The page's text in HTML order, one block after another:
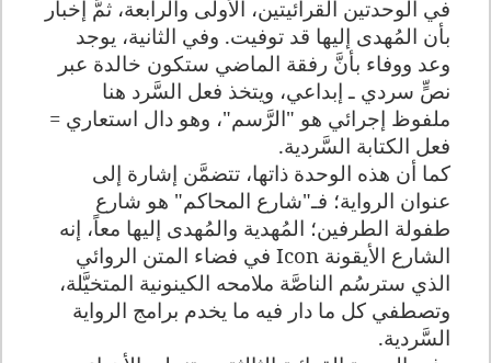
في الوحدتين القرائيتين، الأولى والرابعة، ثمَّ إخبار
بأن المُهدى إليها قد توفيت. وفي الثانية، يوجد
وعد ووفاء بأنَّ رفقة الماضي ستكون خالدة عبر
نصٍّ سردي ـ إبداعي، ويتخذ فعل السَّرد هنا
ملفوظ إجرائي هو "الرَّسم"، وهو دال استعاري =
فعل الكتابة السَّردية.
كما أن هذه الوحدة ذاتها، تتضمَّن إشارة إلى
عنوان الرواية؛ فـ"شارع المحاكم" هو شارع
طفولة الطرفين؛ المُهدية والمُهدى إليها معاً، إنه
الشارع الأيقونة Icon في فضاء المتن الروائي
الذي سترسُم الناصَّة ملامحه الكينونية المتخيَّلة،
وتصطفي كل ما دار فيه ما يخدم برامج الرواية
السَّردية.